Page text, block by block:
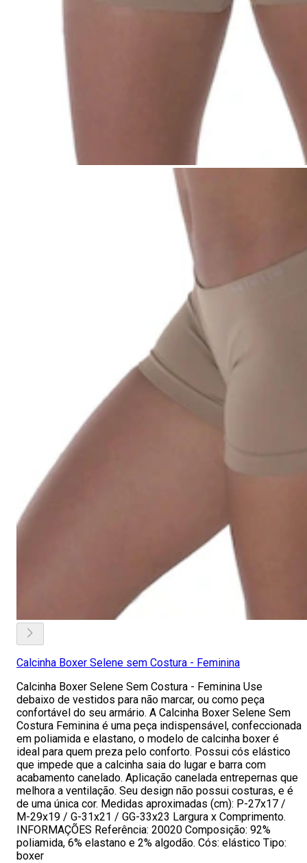
Calcinha Boxer Selene sem Costura - Feminina
Calcinha Boxer Selene Sem Costura - Feminina Use
debaixo de vestidos para não marcar, ou como peça
confortável do seu armário. A Calcinha Boxer Selene Sem
Costura Feminina é uma peça indispensável, confeccionada
em poliamida e elastano, o modelo de calcinha boxer é
ideal para quem preza pelo conforto. Possui cós elástico
que impede que a calcinha saia do lugar e barra com
acabamento canelado. Aplicação canelada entrepernas que
melhora a ventilação. Seu design não possui costuras, e é
de uma única cor. Medidas aproximadas (cm): P-27x17 /
M-29x19 / G-31x21 / GG-33x23 Largura x Comprimento.
INFORMAÇÕES Referência: 20020 Composição: 92%
poliamida, 6% elastano e 2% algodão. Cós: elástico Tipo:
boxer